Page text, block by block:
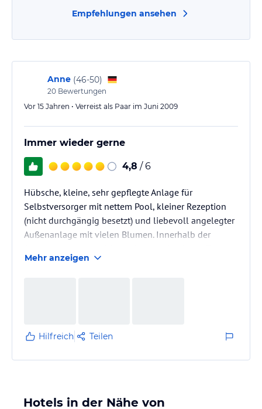
Empfehlungen ansehen
Anne (46-50)
20 Bewertungen
Vor 15 Jahren • Verreist als Paar im Juni 2009
Immer wieder gerne
4,8 / 6
Hübsche, kleine, sehr gepflegte Anlage für
Selbstversorger mit nettem Pool, kleiner Rezeption
(nicht durchgängig besetzt) und liebevoll angelegter
Außenanlage mit vielen Blumen. Innerhalb der
hinaus auf die Straße ist man sofort "mitten im Leben".
Ortsteil -auch…
Mehr anzeigen
Hilfreich Teilen
Hotels in der Nähe von